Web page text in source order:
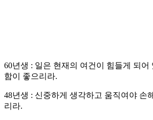
60년생 : 일은 현재의 여건이 힘들게 되어
함이 좋으리라.
48년생 : 신중하게 생각하고 움직여야 손
리라.